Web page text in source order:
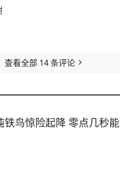
查看全部 14条评论
鸟惊险起降 零点几秒能